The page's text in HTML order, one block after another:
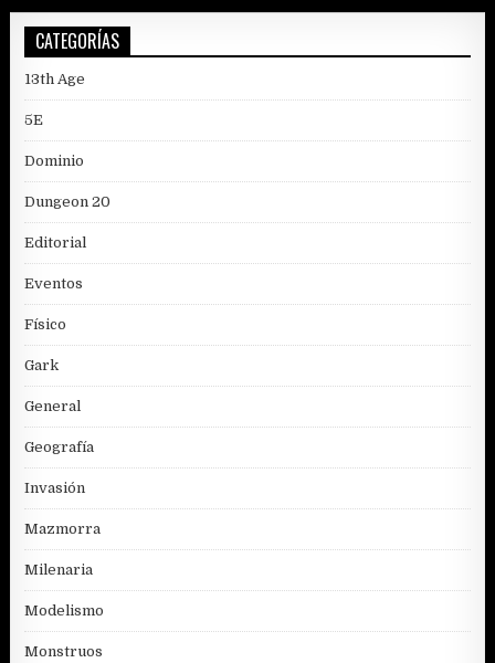
CATEGORÍAS
13th Age
5E
Dominio
Dungeon 20
Editorial
Eventos
Físico
Gark
General
Geografía
Invasión
Mazmorra
Milenaria
Modelismo
Monstruos